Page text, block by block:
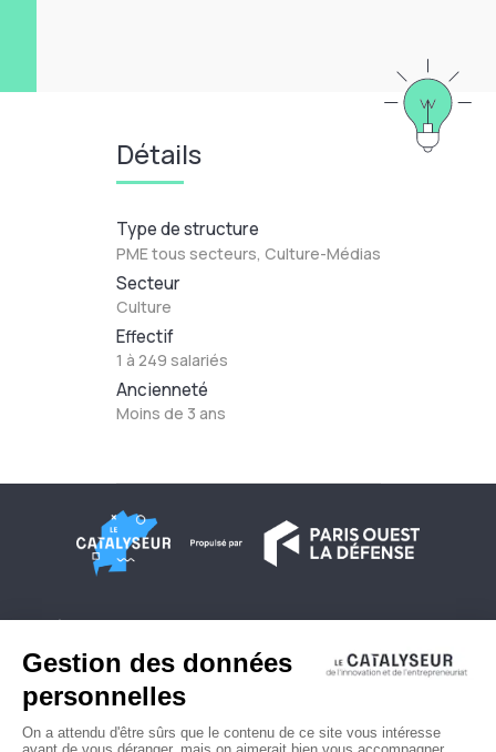
Détails
Type de structure
PME tous secteurs, Culture-Médias
Secteur
Culture
Effectif
1 à 249 salariés
Ancienneté
Moins de 3 ans
Conditions générales d'utilisation
Contactez-nous
Politique de confidentialité